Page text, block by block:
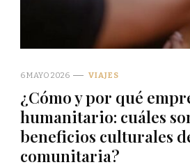
6 MAYO 2026 VIAJES
¿Cómo y por qué
humanitario: cuáles
beneficios culturales
comunitaria?